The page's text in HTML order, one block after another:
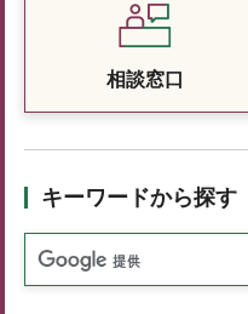
相談窓口
キーワードから探す